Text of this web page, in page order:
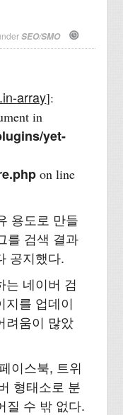
SEO/SMO
array]:
in
yet-
on line
용도로 만들
를 검색 결과
공지했다.
는 네이버 검
지를 업데이
려움이 많았
이스북, 트위
형태소로 분
질 수 밖 없다.